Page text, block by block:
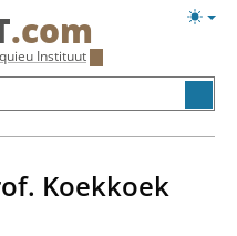
.com
Instituut
Koekkoek